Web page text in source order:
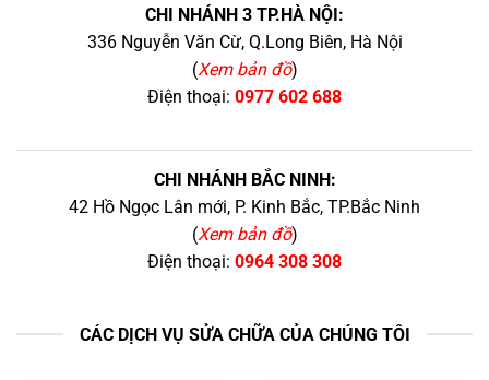
CHI NHÁNH 3 TP.HÀ NỘI:
336 Nguyễn Văn Cừ, Q.Long Biên, Hà Nội
(Xem bản đồ)
Điện thoại: 0977 602 688
CHI NHÁNH BẮC NINH:
42 Hồ Ngọc Lân mới, P. Kinh Bắc, TP.Bắc Ninh
(Xem bản đồ)
Điện thoại: 0964 308 308
CÁC DỊCH VỤ SỬA CHỮA CỦA CHÚNG TÔI